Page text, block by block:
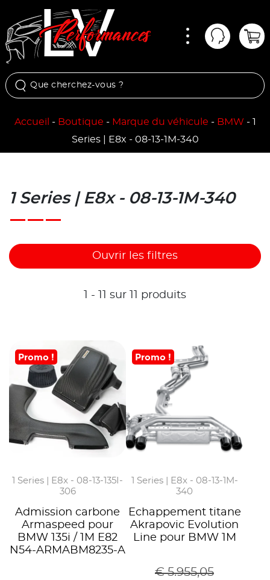
Mon
Accueil - Boutique - Marque du véhicule - BMW - 1
Series | E8x - 08-13-1M-340
1 Series | E8x - 08-13-1M-340
Ouvrir les filtres
1 - 11 sur 11 produits
Promo !
1 Series | E8x - 08-13-135I-
306
Admission carbone
Armaspeed pour
BMW 135i / 1M E82
N54-ARMABM8235-A
Promo !
1 Series | E8x - 08-13-1M-
340
Echappement titane
Akrapovic Evolution
Line pour BMW 1M
€5.955,05